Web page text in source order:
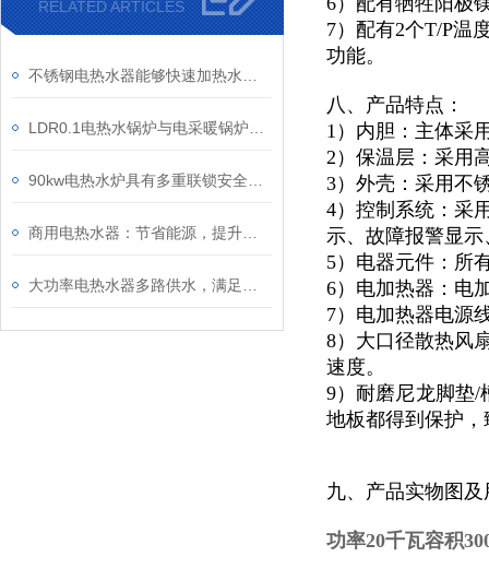
RELATED ARTICLES
7）配有2个T/P温
功能。
八、产品特点：
1）内胆：主体采
2）保温层：采用
3）外壳：采用不
4）控制系统：采
示、故障报警显
5）电器元件：所
6）电加热器：电
7）电加热器电源
8）大口径散热风
速度。
9）耐磨尼龙脚垫/
地板都得到保护
九、产品实物图
功率20千瓦容积